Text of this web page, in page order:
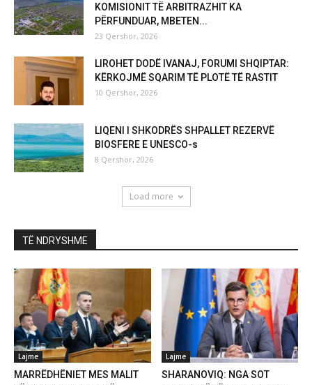
KOMISIONIT TË ARBITRAZHIT KA
PËRFUNDUAR, MBETEN...
23 Qershor, 2026
LIROHET DODË IVANAJ, FORUMI SHQIPTAR:
KËRKOJMË SQARIM TË PLOTË TË RASTIT
10 Qershor, 2026
LIQENI I SHKODRËS SHPALLET REZERVË
BIOSFERE E UNESCO-s
8 Qershor, 2026
Load more
TË NDRYSHME
Lajme
MARRËDHËNIET MES MALIT
Lajme
SHARANOVIQ: NGA SOT